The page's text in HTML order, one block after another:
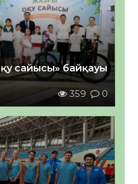
сайысы» байқауы
359 0